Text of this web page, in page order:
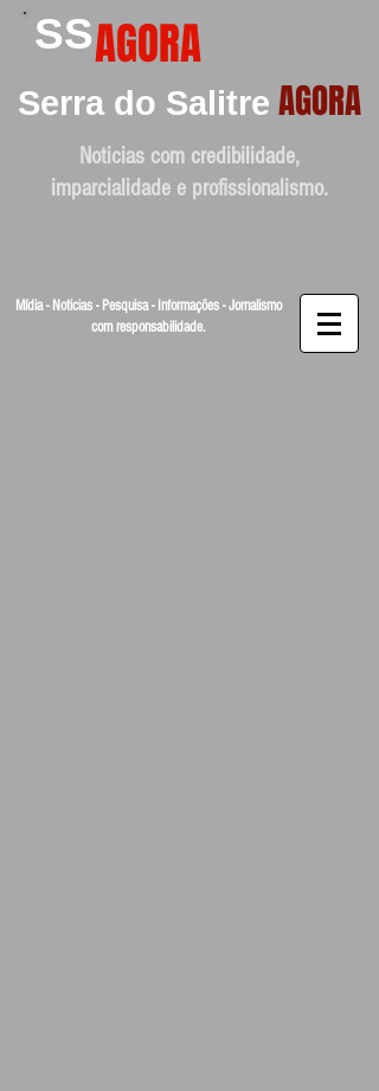
SSAGORA
Serra do Salitre AGORA
Noticias com credibilidade,
imparcialidade e profissionalismo.
Mídia - Noticias - Pesquisa - Informações - Jornalismo
com responsabilidade.